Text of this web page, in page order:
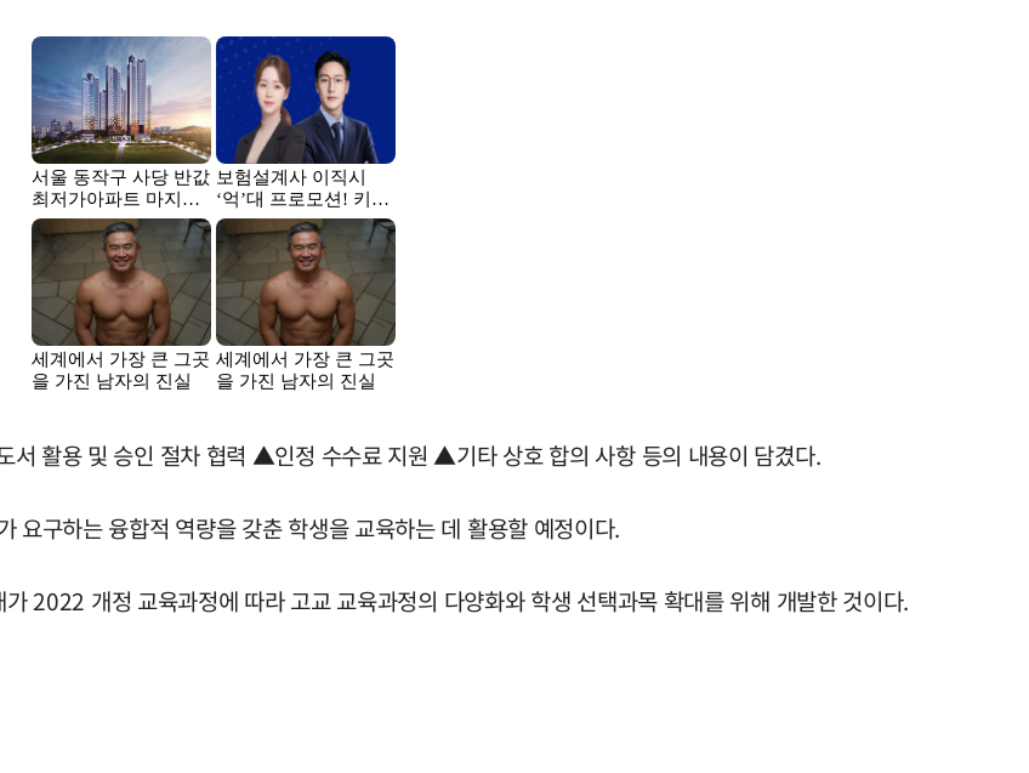
활용 및 승인 절차 협력 ▲인정 수수료 지원 ▲기타 상호 합의 사항 등의 내용이 담겼다.
요구하는 융합적 역량을 갖춘 학생을 교육하는 데 활용할 예정이다.
2022 개정 교육과정에 따라 고교 교육과정의 다양화와 학생 선택과목 확대를 위해 개발한 것이다.